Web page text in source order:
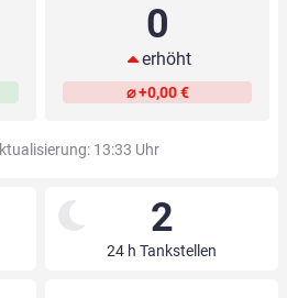
0
erhöht
⌀ +0,00 €
13:33 Uhr
2
24 h Tankstellen